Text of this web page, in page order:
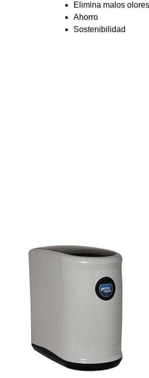
Elimina malos
Ahorro
Sostenibilidad